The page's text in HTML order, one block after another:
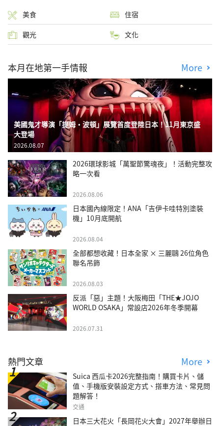
美食 住宿
觀光 文化
本月在地第一手情報 More
美國鬼才導演「提姆・波頓」展覽首度登陸日本！11月東京盛
大登場
2026.08.07
2026環球影城「萬聖節驚魂夜」！活動完整攻
略一次看
2026.08.06
日本國內線限定！ANA「吉伊卡哇特別塗裝
機」10月底開航
2026.08.04
全部都想收藏！日本全家 × 三麗鷗 26位角色
聯名吊飾
2026.08.03
反派「惡」主題！大阪梅田「THE★JOJO
WORLD OSAKA」常設店2026年冬季開幕
2026.07.31
熱門文章 More
Suica 西瓜卡2026完整指南！購買卡片、儲
值、手機版安裝設定方式、搭車方法、常見問
題解答！
交通
日本三大花火「長岡花火大會」2027年舉辦日